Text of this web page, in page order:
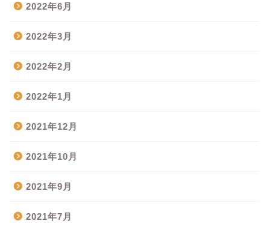
2022年6月
2022年3月
2022年2月
2022年1月
2021年12月
2021年10月
2021年9月
2021年7月